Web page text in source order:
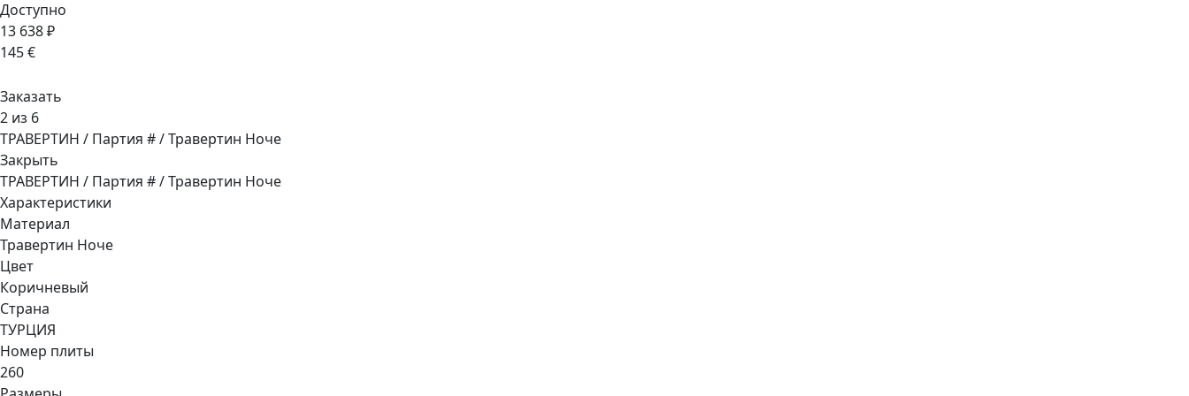
Доступно
13 638 ₽
145 €
Заказать
2 из 6
ТРАВЕРТИН / Партия # / Травертин Ноче
Закрыть
ТРАВЕРТИН / Партия # / Травертин Ноче
Характеристики
Материал
Травертин Ноче
Цвет
Коричневый
Страна
ТУРЦИЯ
Номер плиты
260